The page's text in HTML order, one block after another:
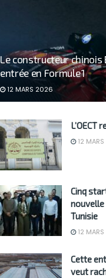
Le constructeur chinois
entrée en Formule 1
12 MARS 2026
L’OECT
12
Cinq
nouvelle
Tunisie
12
Cette
veut